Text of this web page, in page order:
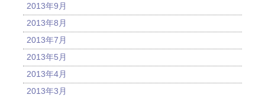
2013年9月
2013年8月
2013年7月
2013年5月
2013年4月
2013年3月